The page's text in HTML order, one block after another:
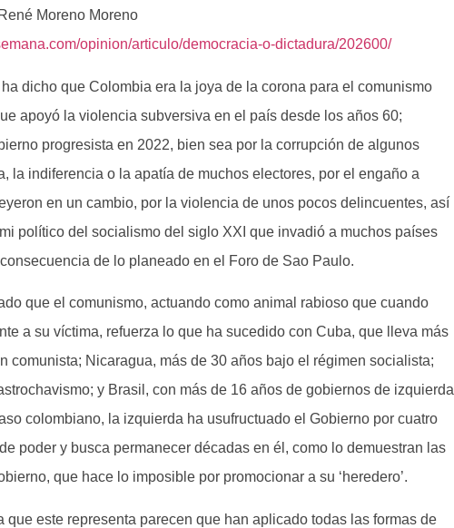
Moreno Moreno
opinion/articulo/democracia-o-dictadura/202600/
dicho que Colombia era la joya de la corona para el comunismo
apoyó la violencia subversiva en el país desde los años 60;
progresista en 2022, bien sea por la corrupción de algunos
la indiferencia o la apatía de muchos electores, por el engaño a
en un cambio, por la violencia de unos pocos delincuentes, así
político del socialismo del siglo XXI que invadió a muchos países
de lo planeado en el Foro de Sao Paulo.
que el comunismo, actuando como animal rabioso que cuando
a su víctima, refuerza lo que ha sucedido con Cuba, que lleva más
comunista; Nicaragua, más de 30 años bajo el régimen socialista;
y Brasil, con más de 16 años de gobiernos de izquierda
colombiano, la izquierda ha usufructuado el Gobierno por cuatro
poder y busca permanecer décadas en él, como lo demuestran las
que hace lo imposible por promocionar a su ‘heredero’.
que este representa parecen que han aplicado todas las formas de